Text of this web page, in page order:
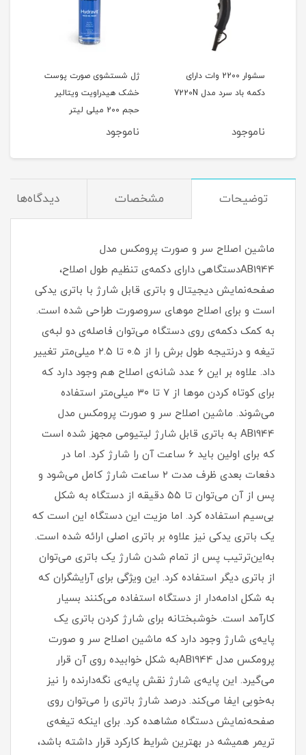
سشوار 2200 وات دارای
دکمه باد سرد مدل 7220N
ناموجود
ژل شستشوی صورت پوست
خشک هیدراویت ویتالیر
حجم 200 میلی لیتر
ناموجود
توضیحات مشخصات دیدگاه‌ها
ماشین اصلاح سر و صورت پرومکس مدل
AB1944دستگاهی دارای دکمه‌ی تنظیم طول اصلاح،
صفحه‌نمایش دیجیتال و باتری قابل شارژ با باتری یدکی
است و برای اصلاح موهای سروصورت طراحی شده است.
به کمک دکمه‌ی روی دستگاه می‌توان فاصله‌ی دو لبه‌ی
تیغه و درنتیجه طول برش را از ۰.۵ تا ۲.۵ میلی‌متر تغییر
داد. علاوه بر این ۶ عدد شانه‌ی اصلاح هم وجود دارد که
برای کوتاه کردن موها از ۷ تا ۳۰ میلی‌متر استفاده
می‌شوند. ماشین اصلاح سر و صورت پرومکس مدل
AB1944 به باتری قابل شارژ لیتیومی مجهز شده است
که برای اولین باید ۶ ساعت آن را شارژ کرد. اما در
دفعات بعدی ظرف مدت ۲ ساعت شارژ کامل می‌شود و
پس از آن می‌توان تا ۵۵ دقیقه از دستگاه به شکل
بی‌سیم استفاده کرد. اما مزیت این دستگاه این است که
یک باتری یدکی نیز علاوه بر باتری اصلی ارائه شده است.
به‌این‌ترتیب پس از تمام شدن شارژ یک باتری می‌توان
از باتری دیگر استفاده کرد. این ویژگی برای آرایشگران که
به شکل ادامه‌دار از دستگاه استفاده می‌کنند بسیار
کارآمد است. خوشبختانه برای شارژ کردن باتری یک
پایه‌ی شارژ وجود دارد که ماشین اصلاح سر و صورت
پرومکس مدل AB1944به شکل خوابیده روی آن قرار
می‌گیرد. این پایه‌ی شارژ نقش پایه‌ی نگه‌دارنده را نیز
به‌خوبی ایفا می‌کند. درصد شارژ باتری را می‌توان روی
صفحه‌نمایش دستگاه مشاهده کرد. برای اینکه تیغه‌ی
تریمر همیشه در بهترین شرایط کارکرد قرار داشته باشد،